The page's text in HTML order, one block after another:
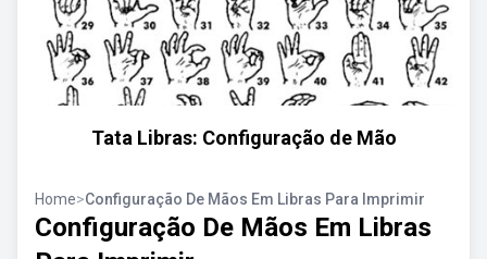
Tata Libras: Configuração de Mão
Home>Configuração De Mãos Em Libras Para Imprimir
Configuração De Mãos Em Libras